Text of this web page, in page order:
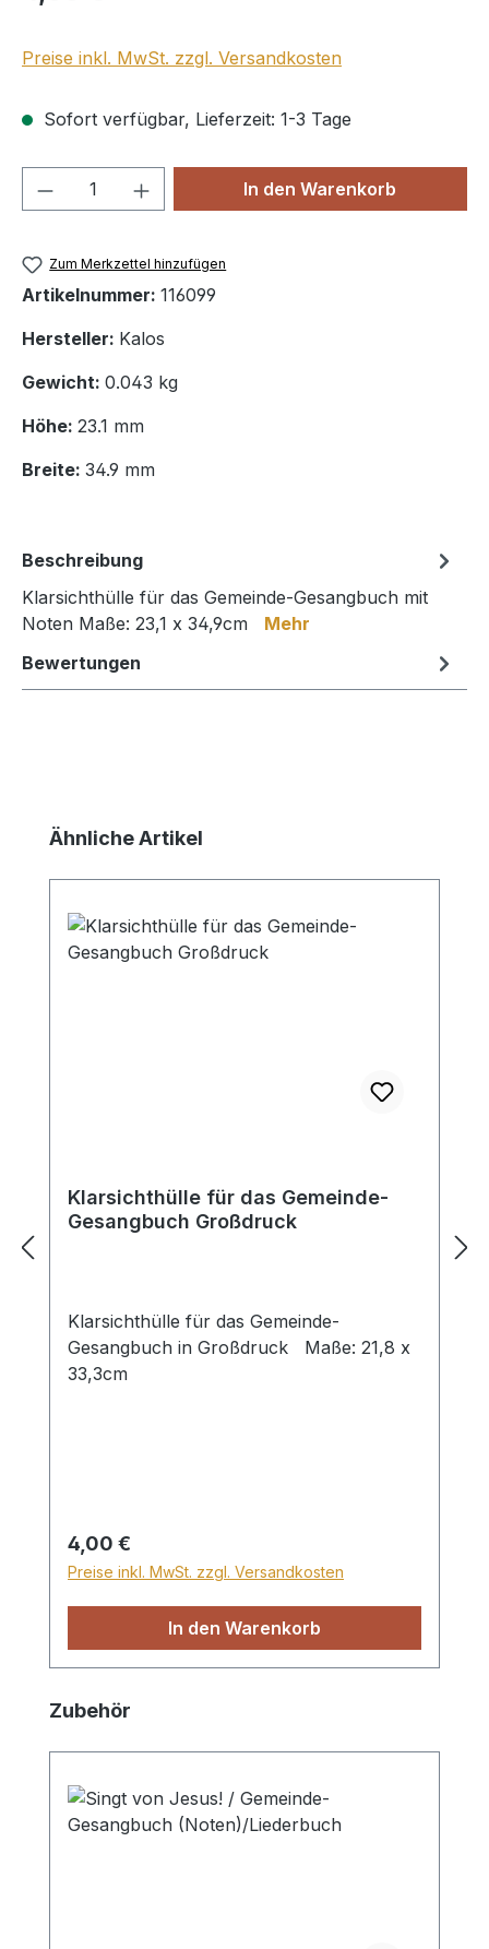
Preise inkl. MwSt. zzgl. Versandkosten
Sofort verfügbar, Lieferzeit: 1-3 Tage
Produkt Anzahl: Gib denIn den Warenkorb
Zum Merkzettel hinzufügen
Artikelnummer: 116099
Hersteller: Kalos
Gewicht: 0.043 kg
Höhe: 23.1 mm
Breite: 34.9 mm
Beschreibung
Klarsichthülle für das Gemeinde-Gesangbuch mit
Noten Maße: 23,1 x 34,9cm Mehr
Bewertungen
Produktgalerie überspringen
Ähnliche Artikel
Klarsichthülle für das Gemeinde-
Gesangbuch Großdruck
Klarsichthülle für das Gemeinde-
Gesangbuch in Großdruck Maße: 21,8 x
33,3cm
Regulärer Preis:
4,00 €
Preise inkl. MwSt. zzgl. Versandkosten
In den Warenkorb
Produktgalerie überspringen
Zubehör